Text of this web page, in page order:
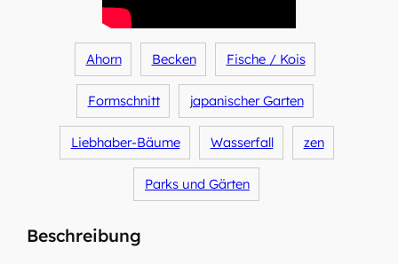
Ahorn Becken Fische / Kois
Formschnitt japanischer Garten
Liebhaber-Bäume Wasserfall zen
Parks und Gärten
Beschreibung